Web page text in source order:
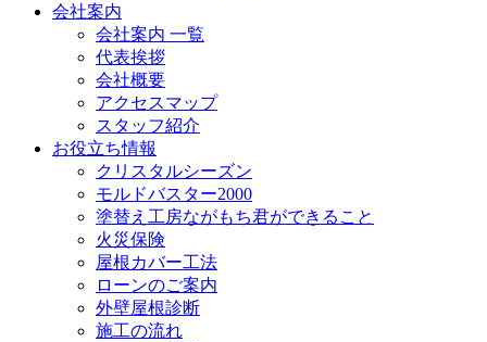
会社案内
会社案内 一覧
代表挨拶
会社概要
アクセスマップ
スタッフ紹介
お役立ち情報
クリスタルシーズン
モルドバスター2000
塗替え工房ながもち君ができること
火災保険
屋根カバー工法
ローンのご案内
外壁屋根診断
施工の流れ